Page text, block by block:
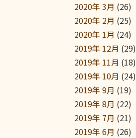
2020年 3月 (26)
2020年 2月 (25)
2020年 1月 (24)
2019年 12月 (29)
2019年 11月 (18)
2019年 10月 (24)
2019年 9月 (19)
2019年 8月 (22)
2019年 7月 (21)
2019年 6月 (26)